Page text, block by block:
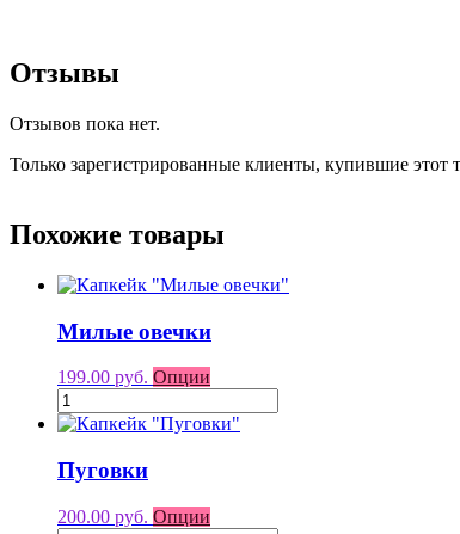
Отзывы
Отзывов пока нет.
Только зарегистрированные клиенты, купившие этот
Похожие товары
Милые овечки
199.00 руб. Опции
Пуговки
200.00 руб. Опции